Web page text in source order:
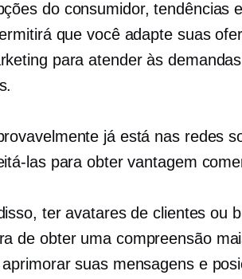
do consumidor, tendências
que você adapte suas
para atender às
já está nas redes
las para obter vantagem
ter avatares de clientes ou
de obter uma compreensão
suas mensagens e